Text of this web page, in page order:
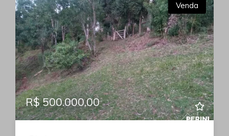
Venda
R$ 500.000,00